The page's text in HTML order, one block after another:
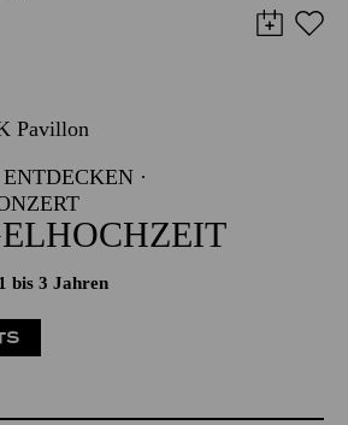
Pavillon
·
bis 3 Jahren